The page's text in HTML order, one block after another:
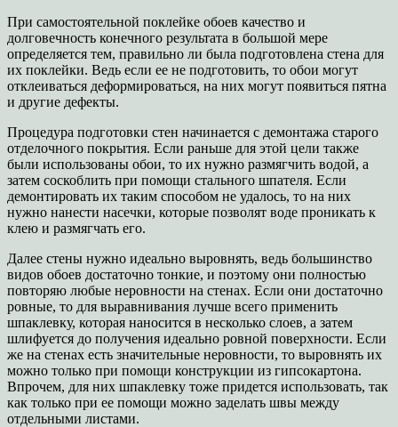
При самостоятельной поклейке обоев качество и
долговечность конечного результата в большой мере
определяется тем, правильно ли была подготовлена стена для
их поклейки. Ведь если ее не подготовить, то обои могут
отклеиваться деформироваться, на них могут появиться пятна
и другие дефекты.
Процедура подготовки стен начинается с демонтажа старого
отделочного покрытия. Если раньше для этой цели также
были использованы обои, то их нужно размягчить водой, а
затем соскоблить при помощи стального шпателя. Если
демонтировать их таким способом не удалось, то на них
нужно нанести насечки, которые позволят воде проникать к
клею и размягчать его.
Далее стены нужно идеально выровнять, ведь большинство
видов обоев достаточно тонкие, и поэтому они полностью
повторяю любые неровности на стенах. Если они достаточно
ровные, то для выравнивания лучше всего применить
шпаклевку, которая наносится в несколько слоев, а затем
шлифуется до получения идеально ровной поверхности. Если
же на стенах есть значительные неровности, то выровнять их
можно только при помощи конструкции из гипсокартона.
Впрочем, для них шпаклевку тоже придется использовать, так
как только при ее помощи можно заделать швы между
отдельными листами.